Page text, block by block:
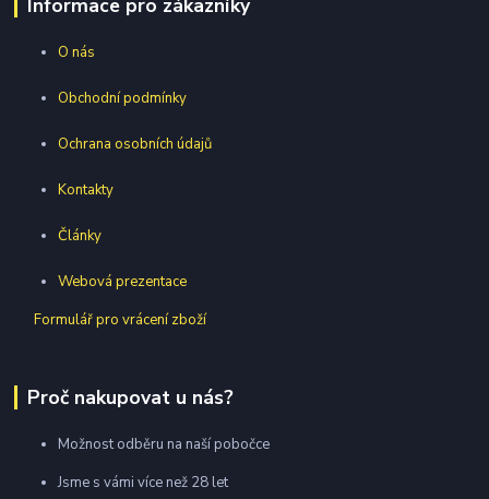
Informace pro zákazníky
O nás
Obchodní podmínky
Ochrana osobních údajů
Kontakty
Články
Webová prezentace
Formulář pro vrácení zboží
Proč nakupovat u nás?
Možnost odběru na naší pobočce
Jsme s vámi více než 28 let